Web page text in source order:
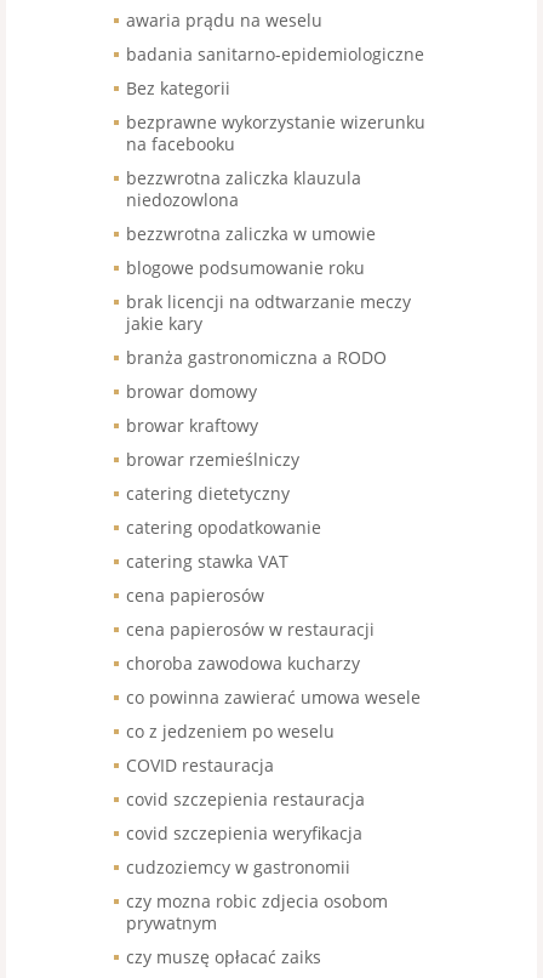
awaria prądu na weselu
badania sanitarno-epidemiologiczne
Bez kategorii
bezprawne wykorzystanie wizerunku
na facebooku
bezzwrotna zaliczka klauzula
niedozowlona
bezzwrotna zaliczka w umowie
blogowe podsumowanie roku
brak licencji na odtwarzanie meczy
jakie kary
branża gastronomiczna a RODO
browar domowy
browar kraftowy
browar rzemieślniczy
catering dietetyczny
catering opodatkowanie
catering stawka VAT
cena papierosów
cena papierosów w restauracji
choroba zawodowa kucharzy
co powinna zawierać umowa wesele
co z jedzeniem po weselu
COVID restauracja
covid szczepienia restauracja
covid szczepienia weryfikacja
cudzoziemcy w gastronomii
czy mozna robic zdjecia osobom
prywatnym
czy muszę opłacać zaiks